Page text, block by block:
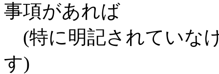
事項があれば
(特に明記されていな
す)